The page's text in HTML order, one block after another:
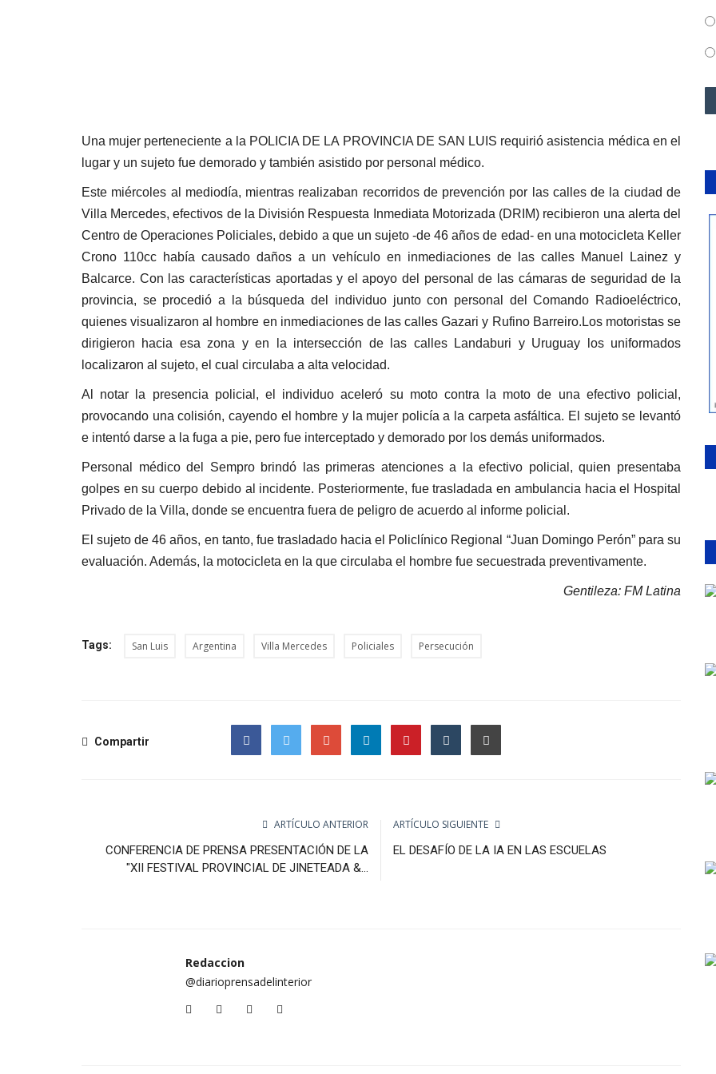
Una mujer perteneciente a la POLICIA DE LA PROVINCIA DE SAN LUIS requirió asistencia médica en el
lugar y un sujeto fue demorado y también asistido por personal médico.
Este miércoles al mediodía, mientras realizaban recorridos de prevención por las calles de la ciudad de
Villa Mercedes, efectivos de la División Respuesta Inmediata Motorizada (DRIM) recibieron una alerta del
Centro de Operaciones Policiales, debido a que un sujeto -de 46 años de edad- en una motocicleta Keller
Crono 110cc había causado daños a un vehículo en inmediaciones de las calles Manuel Lainez y
Balcarce. Con las características aportadas y el apoyo del personal de las cámaras de seguridad de la
provincia, se procedió a la búsqueda del individuo junto con personal del Comando Radioeléctrico,
quienes visualizaron al hombre en inmediaciones de las calles Gazari y Rufino Barreiro.Los motoristas se
dirigieron hacia esa zona y en la intersección de las calles Landaburi y Uruguay los uniformados
localizaron al sujeto, el cual circulaba a alta velocidad.
Al notar la presencia policial, el individuo aceleró su moto contra la moto de una efectivo policial,
provocando una colisión, cayendo el hombre y la mujer policía a la carpeta asfáltica. El sujeto se levantó
e intentó darse a la fuga a pie, pero fue interceptado y demorado por los demás uniformados.
Personal médico del Sempro brindó las primeras atenciones a la efectivo policial, quien presentaba
golpes en su cuerpo debido al incidente. Posteriormente, fue trasladada en ambulancia hacia el Hospital
Privado de la Villa, donde se encuentra fuera de peligro de acuerdo al informe policial.
El sujeto de 46 años, en tanto, fue trasladado hacia el Policlínico Regional “Juan Domingo Perón” para su
evaluación. Además, la motocicleta en la que circulaba el hombre fue secuestrada preventivamente.
Gentileza: FM Latina
Tags: San Luis Argentina Villa Mercedes Policiales Persecución
Compartir
ARTÍCULO ANTERIOR
CONFERENCIA DE PRENSA PRESENTACIÓN DE LA
"XII FESTIVAL PROVINCIAL DE JINETEADA &...
ARTÍCULO SIGUIENTE
EL DESAFÍO DE LA IA EN LAS ESCUELAS
Redaccion
@diarioprensadelinterior